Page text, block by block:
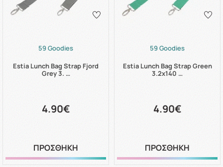
59 Goodies
Estia Lunch Bag Strap Fjord
Grey 3. …
4.90€
ΠΡΟΣΘΗΚΗ
59 Goodies
Estia Lunch Bag Strap Green
3.2x140 …
4.90€
ΠΡΟΣΘΗΚΗ